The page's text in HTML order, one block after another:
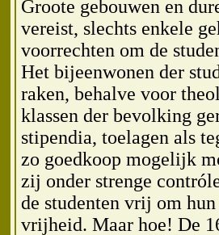
Groote gebouwen en
vereist, slechts enkele
voorrechten om de
Het bijeenwonen der
raken, behalve voor
klassen der bevolking
stipendia, toelagen als
zo goedkoop mogelijk
zij onder strenge
de studenten vrij om
vrijheid. Maar hoe! De